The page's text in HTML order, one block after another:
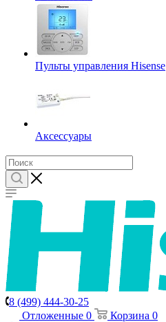
Пульты управления Hisense
Аксессуары
8 (499) 444-30-25
Отложенные 0 Корзина 0